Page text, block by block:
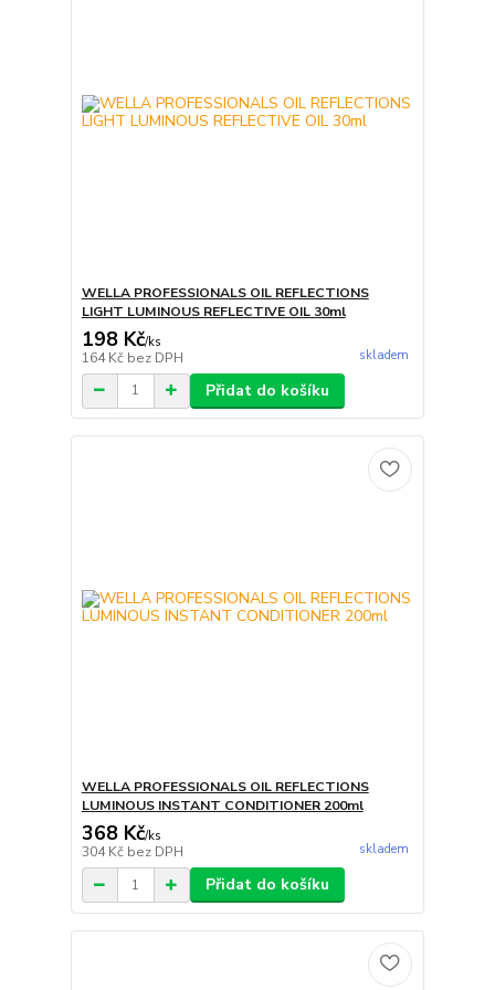
WELLA PROFESSIONALS OIL REFLECTIONS
LIGHT LUMINOUS REFLECTIVE OIL 30ml
198 Kč/ks
164 Kč bez DPH skladem
Přidat do košíku
WELLA PROFESSIONALS OIL REFLECTIONS
LUMINOUS INSTANT CONDITIONER 200ml
368 Kč/ks
304 Kč bez DPH skladem
Přidat do košíku